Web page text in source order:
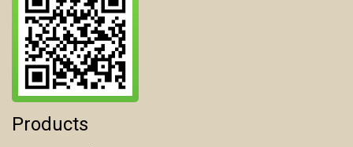
Products